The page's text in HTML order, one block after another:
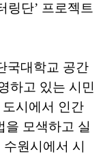
링단’ 프로젝트
국대학교 공간
하고 있는 시민
시에서 인간
을 모색하고 실
원시에서 시